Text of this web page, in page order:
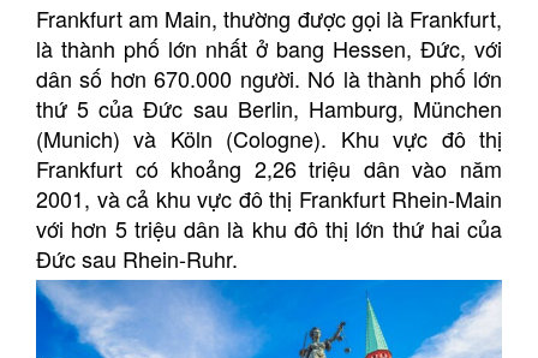
Frankfurt am Main, thường được gọi là Frankfurt,
là thành phố lớn nhất ở bang Hessen, Đức, với
dân số hơn 670.000 người. Nó là thành phố lớn
thứ 5 của Đức sau Berlin, Hamburg, München
(Munich) và Köln (Cologne). Khu vực đô thị
Frankfurt có khoảng 2,26 triệu dân vào năm
2001, và cả khu vực đô thị Frankfurt Rhein-Main
với hơn 5 triệu dân là khu đô thị lớn thứ hai của
Đức sau Rhein-Ruhr.